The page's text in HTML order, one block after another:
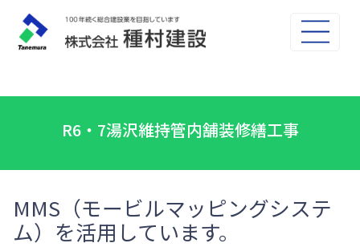
R6・7湯沢維持管内舗装修繕工事
MMS（モービルマッピングシステ
ム）を活用しています。